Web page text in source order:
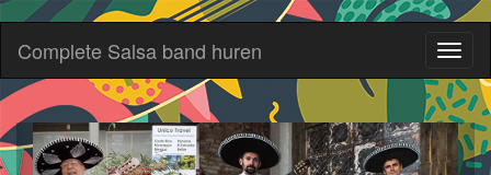
Complete Salsa band huren